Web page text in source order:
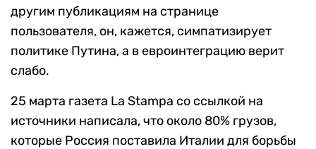
другим публикациям на странице
пользователя, он, кажется, симпатизирует
политике Путина, а в евроинтеграцию верит
слабо.
25 марта газета La Stampa со ссылкой на
источники написала, что около 80% грузов,
которые Россия поставила Италии для борьбы